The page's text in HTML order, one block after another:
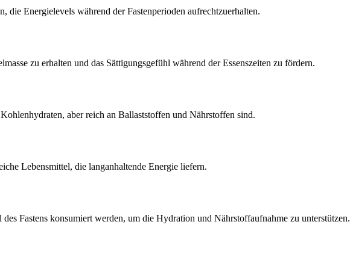
Energielevels während der Fastenperioden aufrechtzuerhalten.
zu erhalten und das Sättigungsgefühl während der Essenszeiten zu fördern.
aber reich an Ballaststoffen und Nährstoffen sind.
Lebensmittel, die langanhaltende Energie liefern.
Fastens konsumiert werden, um die Hydration und Nährstoffaufnahme zu unterstützen.